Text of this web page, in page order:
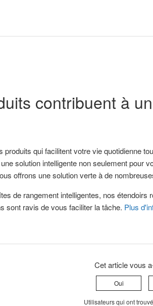
contribuent à
produits qui facilitent votre vie quotidienne
solution intelligente non seulement pour
offrons une solution verte à de
de rangement intelligentes, nos
sont ravis de vous faciliter la tâche. Plus
Cet article vous
Oui
Utilisateurs qui ont